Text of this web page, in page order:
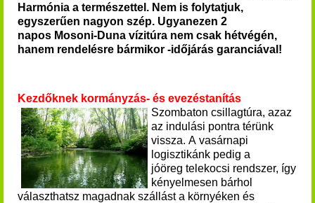
Harmónia a természettel. Nem is folytatjuk,
egyszerűen nagyon szép. Ugyanezen 2
napos Mosoni-Duna vízitúra nem csak hétvégén,
hanem rendelésre bármikor -időjárás garanciával!
Kezdőknek kormányzás- és evezéstanítás
Szombaton csillagtúra, azaz
az indulási pontra térünk
vissza. A vasárnapi
logisztikánk pedig a
jóöreg telekocsi rendszer, így
kényelmesen bárhol
választhatsz magadnak szállást a környéken és